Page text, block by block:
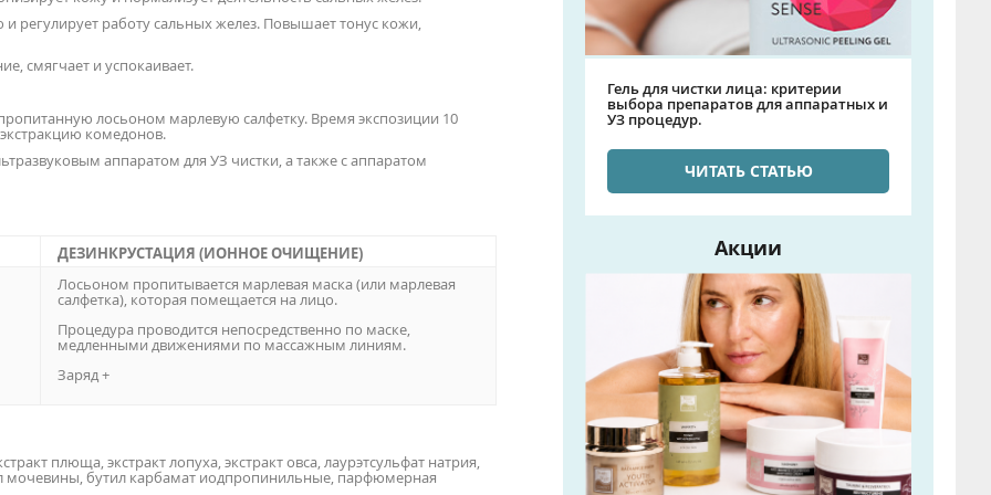
регулирует работу сальных желез. Повышает тонус кожи,
смягчает и успокаивает.
лосьоном марлевую салфетку. Время экспозиции 10
комедонов.
аппаратом для УЗ чистки, а также с аппаратом
ДЕЗИНКРУСТАЦИЯ (ИОННОЕ ОЧИЩЕНИЕ)
Лосьоном пропитывается марлевая маска (или марлевая
салфетка), которая помещается на лицо.
Процедура проводится непосредственно по маске,
медленными движениями по массажным линиям.
Заряд +
плюща, экстракт лопуха, экстракт овса, лаурэтсульфат натрия,
мочевины, бутил карбамат иодпропинильные, парфюмерная
Гель для чистки лица: критерии
выбора препаратов для аппаратных и
УЗ процедур.
ЧИТАТЬ СТАТЬЮ
Акции